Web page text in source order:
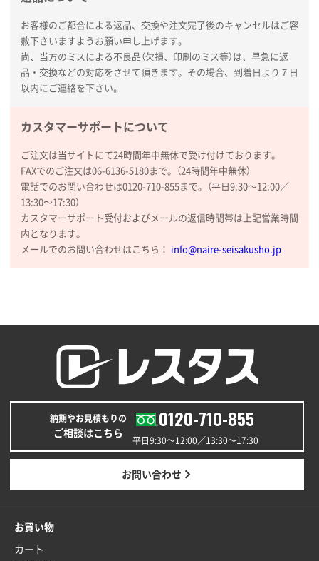
お客様のご都合による返品、交換や注文完了後のキャンセルはご容
赦下さいますようお願い申し上げます。
尚、当方のミスによる不良品（欠損、印刷のミス等）は、早急に返
品・交換などの対応をさせて頂きます。その場合、到着日より７日
以内にご連絡を下さい。
カスタマーサポートについて
ご注文は当サイトにて24時間年中無休で受け付けております。
FAXでのご注文は06-6136-5180まで。（24時間年中無休）
電話でのお問い合わせは0120-710-855まで。（平日9:30〜12:00／
13:30〜17:30）
カスタマーサポート受付およびメールの返信時間帯は上記営業時間
内となります。
メールでのお問い合わせはこちら： info@naire-seisakusho.jp
納期やお見積もりの
ご相談はこちら
0120-710-855
平日9:30〜12:00／13:30〜17:30
お問い合わせ
お買い物
カート